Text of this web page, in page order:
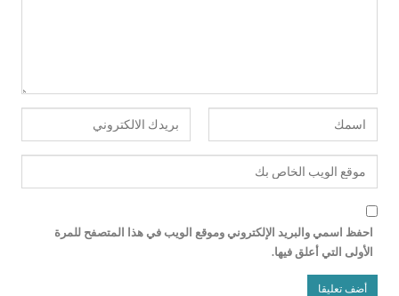
احفظ اسمي والبريد الإلكتروني وموقع الويب في هذا المتصفح للمرة
الأولى التي أعلق فيها.